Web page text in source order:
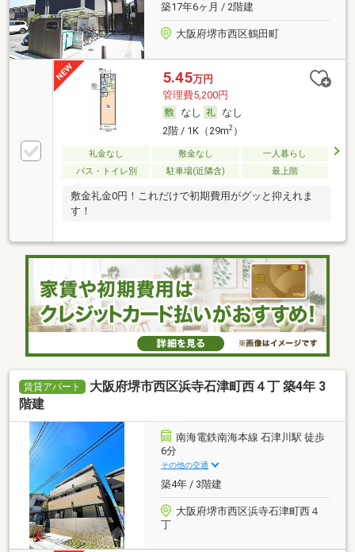
築17年6ヶ月 / 2階建
大阪府堺市西区鶴田町
5.45万円
管理費5,200円
なし
なし
2階 / 1K（29m2）
礼金なし 敷金なし
一人暮らし
バス・トイレ別
駐車場(近隣含) 最上階
敷金礼金0円！これだけで初期費用がグッと抑えれま
す！
賃貸アパート
大阪府堺市西区浜寺石津町西４丁 築4年 3
階建
南海電鉄南海本線 石津川駅 徒歩
6分
その他の交通
築4年 / 3階建
大阪府堺市西区浜寺石津町西４
丁